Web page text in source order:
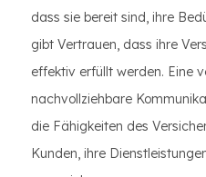
dass sie bereit sind, ihre
gibt Vertrauen, dass ihre
effektiv erfüllt werden. Eine
nachvollziehbare
die Fähigkeiten des
Kunden, ihre